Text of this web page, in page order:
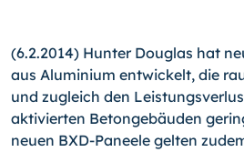
(6.2.2014) Hunter Douglas hat
aus Aluminium entwickelt, die
und zugleich den
aktivierten Be­tongebäuden
neuen BXD-Paneele gelten